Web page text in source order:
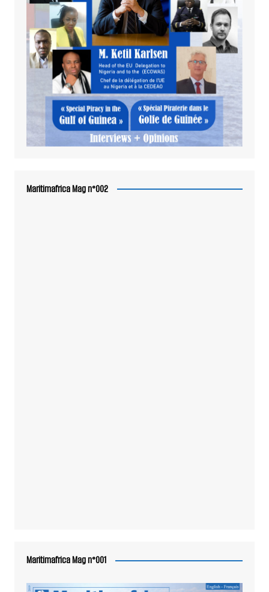
Maritimafrica Mag n°002
Maritimafrica Mag n°001